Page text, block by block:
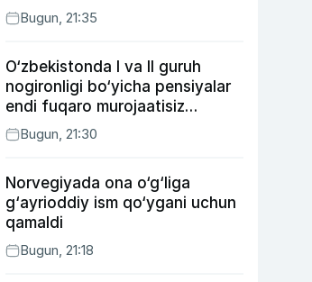
qilindi
Bugun, 21:35
O‘zbekistonda I va II guruh
nogironligi bo‘yicha pensiyalar
endi fuqaro murojaatisiz
tayinlanishi mumkin
Bugun, 21:30
Norvegiyada ona o‘g‘liga
g‘ayrioddiy ism qo‘ygani uchun
qamaldi
Bugun, 21:18